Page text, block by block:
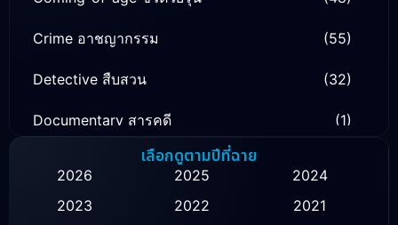
Crime อาชญากรรม (55)
Detective สืบสวน (32)
Documentary สารคดี (1)
Family ครอบครัว
เลือกดูตามปีที่ฉาย
2026 2025
2024
2023
2022
2021